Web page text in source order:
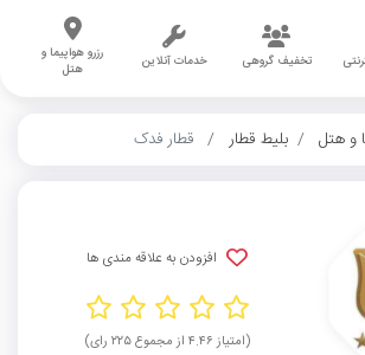
تخفیف گروهی خدمات آنلاین
رزرو هواپیما و
هتل
و هتل بلیط قطار قطار فدک
افزودن به علاقه مندی ها
(امتیاز ۴.۴۶ از مجموع ۲۲۵ رای)